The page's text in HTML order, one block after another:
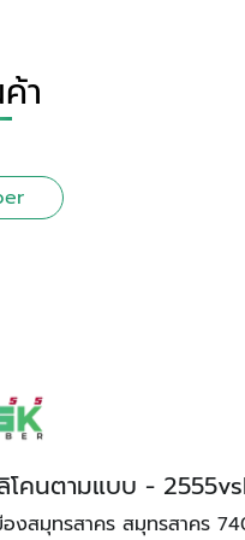
า
โคนตามแบบ -
งสมุทรสาคร สมุทรสาคร